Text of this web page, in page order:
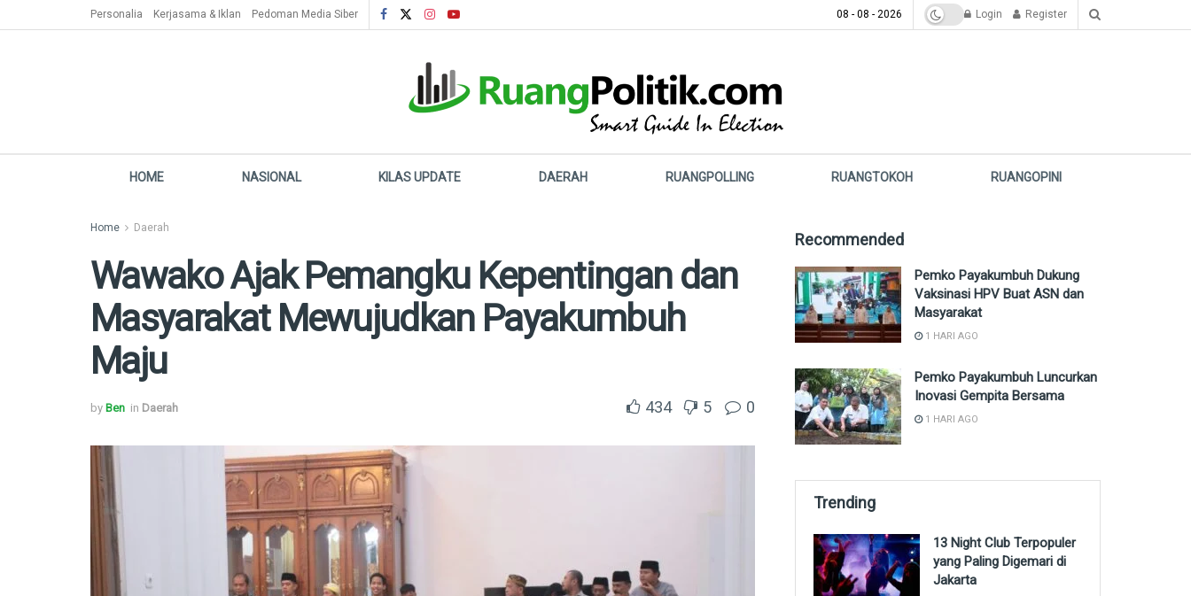
Personalia Kerjasama & Iklan Pedoman Media Siber 08 - 08 - 2026 Login Register
HOME NASIONAL KILAS UPDATE DAERAH RUANGPOLLING RUANGTOKOH RUANGOPINI
Home Daerah
Wawako Ajak Pemangku Kepentingan dan
Masyarakat Mewujudkan Payakumbuh
Maju
by Ben in Daerah 434 5 0
Recommended
Pemko Payakumbuh Dukung
Vaksinasi HPV Buat ASN dan
Masyarakat
1 HARI AGO
Pemko Payakumbuh Luncurkan
Inovasi Gempita Bersama
1 HARI AGO
Trending
13 Night Club Terpopuler
yang Paling Digemari di
Jakarta